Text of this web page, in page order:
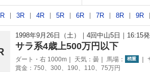
3R 4R 5R 6R 7R 8R 9R
1998年9月26日（土） 4回中山5日 16:15
サラ系4歳上500万円以下
ダート・右 1000m 天気： 曇 馬場： 稍重
賞金：750、300、190、110、75万円